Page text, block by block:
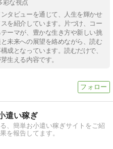
彩な視点
タビューを通じて、人生を輝かせ
を紹介しています。片づけ、コー
ーマが、豊かな生き方や新しい挑
未来への展望を絡めながら、読む
成となっています。読むだけで、
生える内容です。
遣い稼ぎ
、簡単お小遣い稼ぎサイトをご紹
を報告してます。